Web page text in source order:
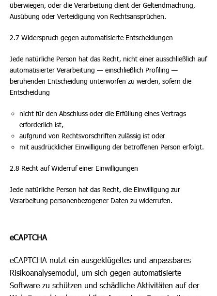
überwiegen, oder die Verarbeitung dient der Geltendmachung,
Ausübung oder Verteidigung von Rechtsansprüchen.
2.7 Widerspruch gegen automatisierte Entscheidungen
Jede natürliche Person hat das Recht, nicht einer ausschließlich auf
automatisierter Verarbeitung — einschließlich Profiling —
beruhenden Entscheidung unterworfen zu werden, sofern die
Entscheidung
nicht für den Abschluss oder die Erfüllung eines Vertrags
erforderlich ist,
aufgrund von Rechtsvorschriften zulässig ist oder
mit ausdrücklicher Einwilligung der betroffenen Person erfolgt.
2.8 Recht auf Widerruf einer Einwilligungen
Jede natürliche Person hat das Recht, die Einwilligung zur
Verarbeitung personenbezogener Daten zu widerrufen.
eCAPTCHA
eCAPTCHA nutzt ein ausgeklügeltes und anpassbares
Risikoanalysemodul, um sich gegen automatisierte
Software zu schützen und schädliche Aktivitäten auf der